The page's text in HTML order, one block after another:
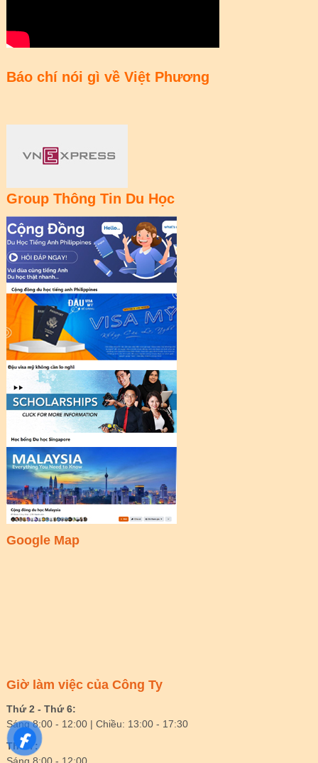
Báo chí nói gì về Việt Phương
Group Thông Tin Du Học
Google Map
Giờ làm việc của Công Ty
Thứ 2 - Thứ 6:
Sáng 8:00 - 12:00 | Chiều: 13:00 - 17:30
Thứ 7: